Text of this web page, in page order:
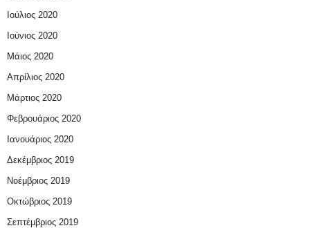
Ιούλιος 2020
Ιούνιος 2020
Μάιος 2020
Απρίλιος 2020
Μάρτιος 2020
Φεβρουάριος 2020
Ιανουάριος 2020
Δεκέμβριος 2019
Νοέμβριος 2019
Οκτώβριος 2019
Σεπτέμβριος 2019